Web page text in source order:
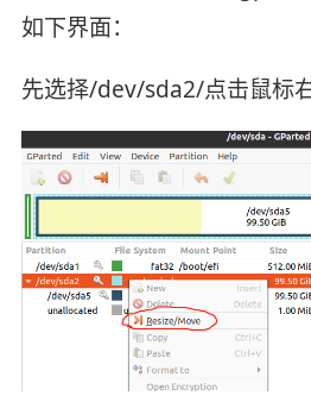
如下界面：
先选择/dev/sda2/点击鼠标